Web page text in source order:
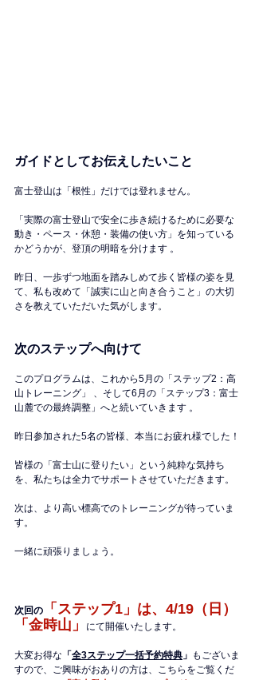
ガイドとしてお伝えしたいこと
富士登山は「根性」だけでは登れません。
「実際の富士登山で安全に歩き続けるために必要な
動き・ペース・休憩・装備の使い方」を知っている
かどうかが、登頂の明暗を分けます 。
昨日、一歩ずつ地面を踏みしめて歩く皆様の姿を見
て、私も改めて「誠実に山と向き合うこと」の大切
さを教えていただいた気がします。
次のステップへ向けて
このプログラムは、これから5月の「ステップ2：高
山トレーニング」 、そして6月の「ステップ3：富士
山麓での最終調整」へと続いていきます 。
昨日参加された5名の皆様、本当にお疲れ様でした！
皆様の「富士山に登りたい」という純粋な気持ち
を、私たちは全力でサポートさせていただきます。
次は、より高い標高でのトレーニングが待っていま
す。
一緒に頑張りましょう。
次回の
「ステップ1」は、4/19（日）
「金時山」
にて開催いたします。
大変お得な 「全3ステップ一括予約特典 」 もございま
すので、ご興味がおありの方は、こちらをご覧くだ